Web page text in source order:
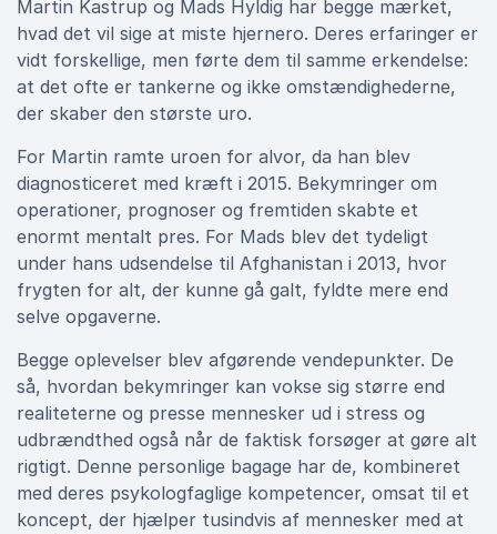
Martin Kastrup og Mads Hyldig har begge mærket,
hvad det vil sige at miste hjernero. Deres erfaringer er
vidt forskellige, men førte dem til samme erkendelse:
at det ofte er tankerne og ikke omstændighederne,
der skaber den største uro.
For Martin ramte uroen for alvor, da han blev
diagnosticeret med kræft i 2015. Bekymringer om
operationer, prognoser og fremtiden skabte et
enormt mentalt pres. For Mads blev det tydeligt
under hans udsendelse til Afghanistan i 2013, hvor
frygten for alt, der kunne gå galt, fyldte mere end
selve opgaverne.
Begge oplevelser blev afgørende vendepunkter. De
så, hvordan bekymringer kan vokse sig større end
realiteterne og presse mennesker ud i stress og
udbrændthed også når de faktisk forsøger at gøre alt
rigtigt. Denne personlige bagage har de, kombineret
med deres psykologfaglige kompetencer, omsat til et
koncept, der hjælper tusindvis af mennesker med at